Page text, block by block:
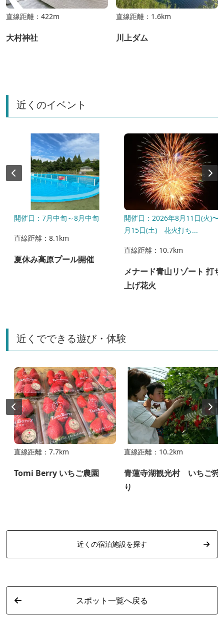
直線距離：422m
大村神社
直線距離：1.6km
川上ダム
近くのイベント
開催日：7月中旬～8月中旬
直線距離：8.1km
夏休み高原プール開催
開催日：2026年8月11日(火)〜8
月15日(土) 花火打ち...
直線距離：10.7km
メナード青山リゾート 打ち
上げ花火
近くでできる遊び・体験
直線距離：7.7km
Tomi Berry いちご農園
直線距離：10.2km
青蓮寺湖観光村 いちご狩
り
近くの宿泊施設を探す
スポット一覧へ戻る